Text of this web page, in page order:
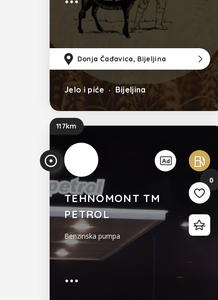
količine magnezijuma, kalcijuma,
fosfora, kalijuma, cinka. Ono liječi i
smanjuje simptome astme te
su bronhitis i
Donja Čađavica, Bijeljina
Jelo i piće Bijeljina
117km
0
TEHNOMONT TM
PETROL
Benzinska pumpa